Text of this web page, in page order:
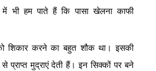
भी हम पाते हैं कि पासा खेलना काफी
को शिकार करने का बहुत शौक था। इसकी
प्राप्त मुद्राएं देती हैं। इन सिक्कों पर बने